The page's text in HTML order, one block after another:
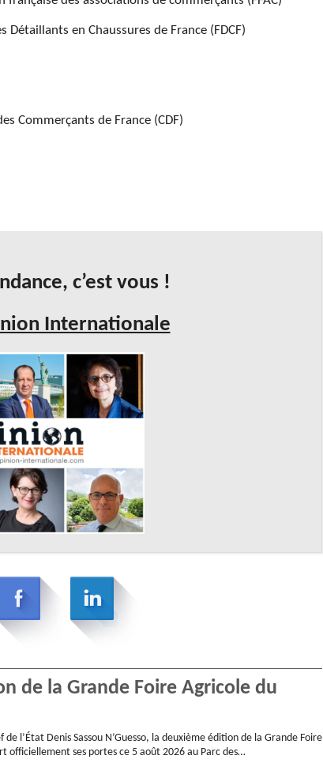
Détaillants en Chaussures de France (FDCF)
Commerçants de France (CDF)
c’est vous !
Internationale
de la Grande Foire Agricole du
de l’État Denis Sassou N’Guesso, la deuxième édition de la Grande Foire
officiellement ses portes ce 5 août 2026 au Parc des…